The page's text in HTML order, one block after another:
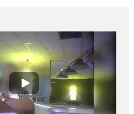
რიგში შუქის გამორთვისას: 5
მნიშვნელოვანი ნაბიჯი
1-დღიანი ტურები თბილისიდან:
სად წავიდეთ დილით და
დავბრუნდეთ საღამოს?